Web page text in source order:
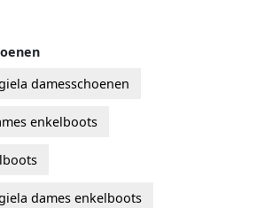
damesschoenen
enkelboots
dames enkelboots